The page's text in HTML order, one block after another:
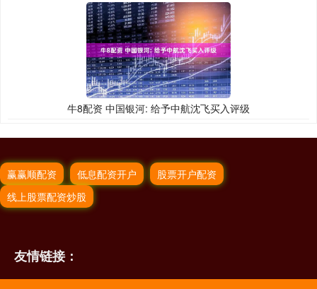
牛8配资 中国银河: 给予中航沈飞买入评级
赢赢顺配资 低息配资开户
股票开户配资
线上股票配资炒股
友情链接：